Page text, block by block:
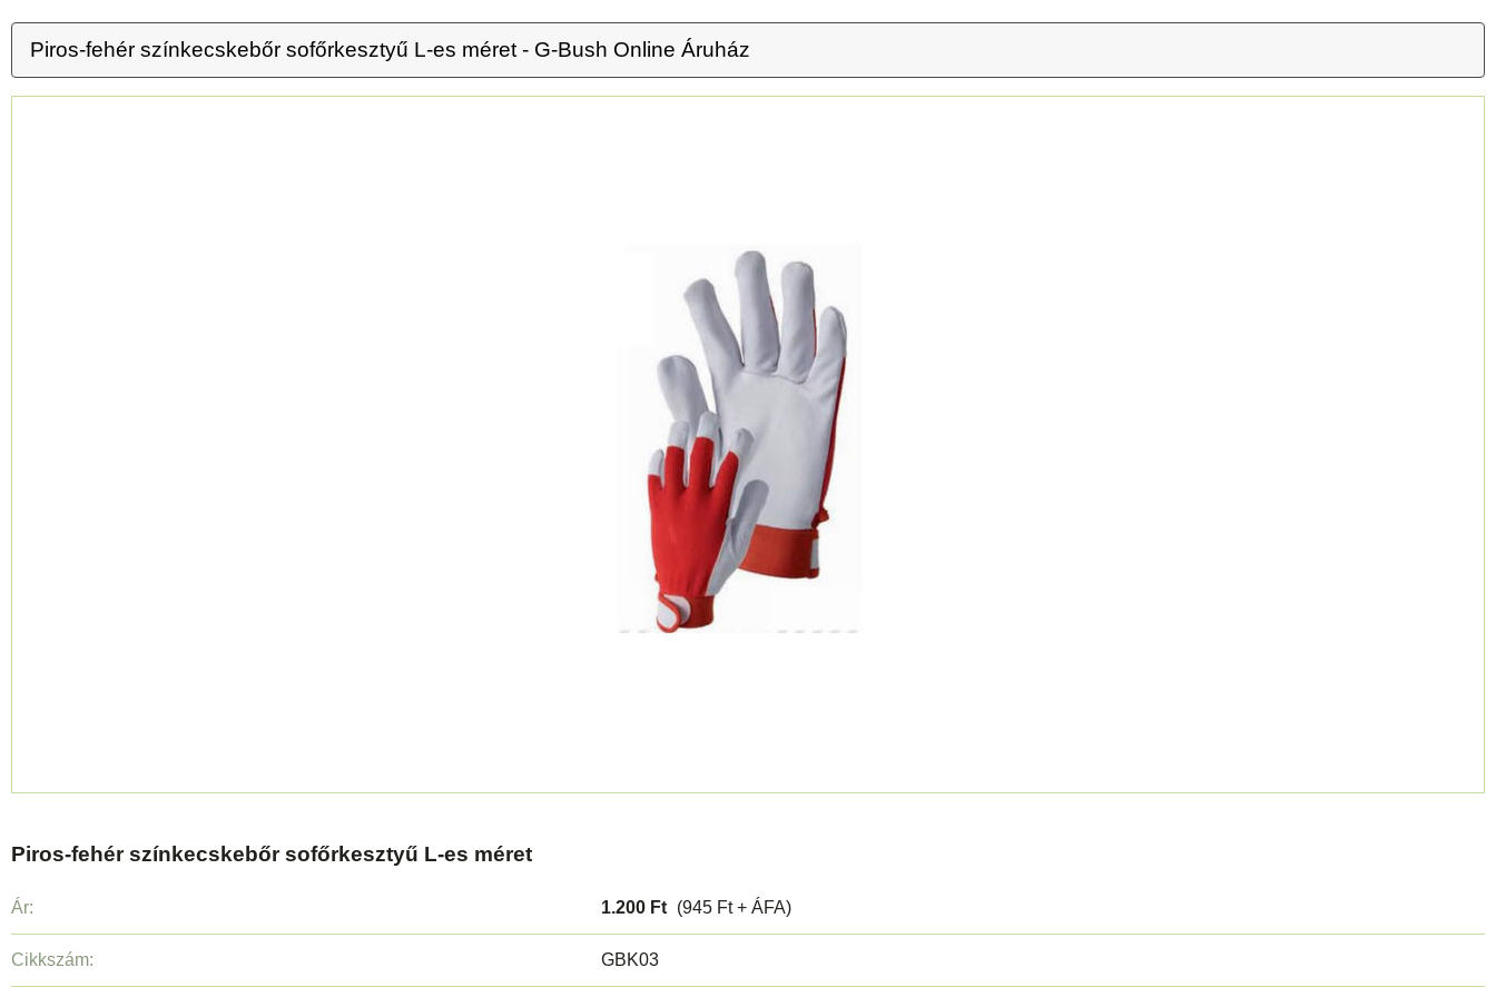
Piros-fehér színkecskebőr sofőrkesztyű L-es méret - G-Bush Online Áruház
Piros-fehér színkecskebőr sofőrkesztyű L-es méret
Ár: 1.200 Ft (945 Ft + ÁFA)
Cikkszám: GBK03